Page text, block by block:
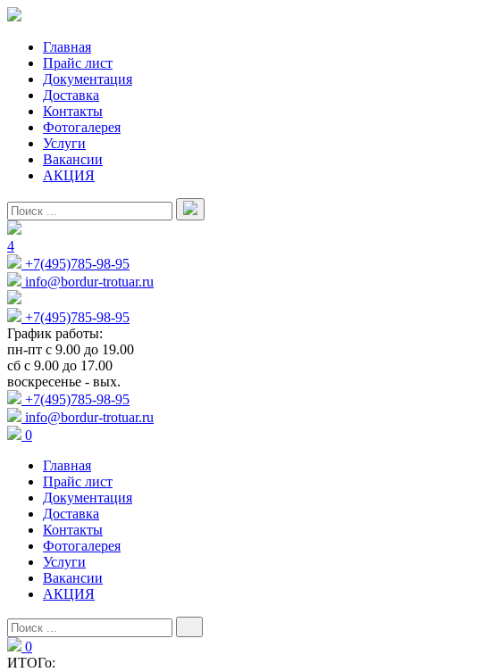
Главная
Прайс лист
Документация
Доставка
Контакты
Фотогалерея
Услуги
Вакансии
АКЦИЯ
4
+7(495)785-98-95
info@bordur-trotuar.ru
+7(495)785-98-95
График работы:
пн-пт с 9.00 до 19.00
сб с 9.00 до 17.00
воскресенье - вых.
+7(495)785-98-95
info@bordur-trotuar.ru
0
Главная
Прайс лист
Документация
Доставка
Контакты
Фотогалерея
Услуги
Вакансии
АКЦИЯ
0
ИТОГо: